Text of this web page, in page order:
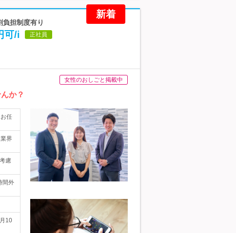
新着
担制度有り
可/i 正社員
女性のおしごと掲載中
か？
任
界
慮
間外
10